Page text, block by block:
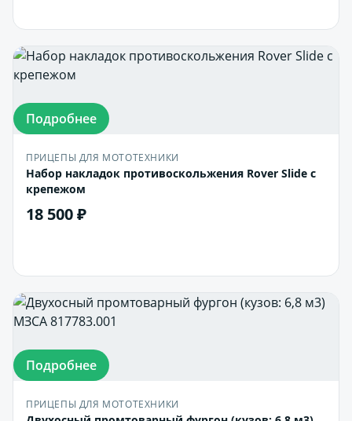
Подробнее
ПРИЦЕПЫ ДЛЯ МОТОТЕХНИКИ
Набор накладок противоскольжения Rover Slide с
крепежом
18 500 ₽
Подробнее
ПРИЦЕПЫ ДЛЯ МОТОТЕХНИКИ